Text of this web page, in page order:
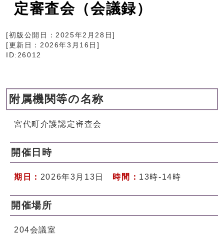
定審査会（会議録）
[初版公開日：2025年2月28日]
[更新日： 2026年3月16日 ]
ID:26012
附属機関等の名称
宮代町介護認定審査会
開催日時
期日： 2026年3月13日 時間： 13時-14時
開催場所
204会議室